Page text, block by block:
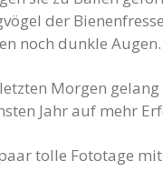
der
noch dunkle
Morgen
Jahr auf mehr
tolle Fototage